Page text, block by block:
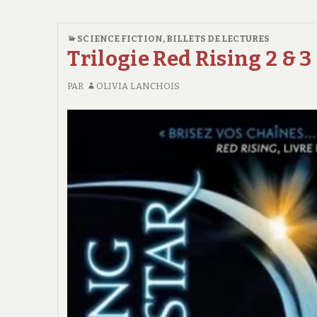
SCIENCE FICTION, BILLETS DE LECTURES
Trilogie Red Rising 2 & 3
PAR OLIVIA LANCHOIS